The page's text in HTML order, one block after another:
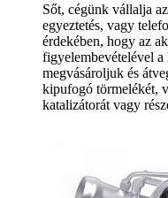
Sőt, cégünk vállalja
egyeztetés, vagy
érdekében, hogy az
figyelembevételével a
megvásároljuk és
kipufogó törmelékét,
katalizátorát vagy